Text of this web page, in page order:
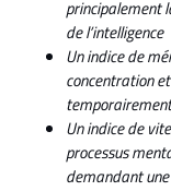
principalement
de l’intelligence
Un indice de
concentration
Un indice de
processus
demandant